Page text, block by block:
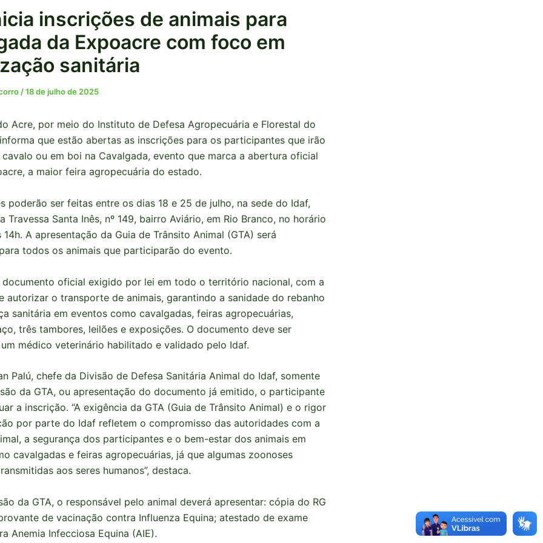
inscrições de animais para
da Expoacre com foco em
sanitária
/18 de julho de 2025
Acre, por meio do Instituto de Defesa Agropecuária e Florestal do
que estão abertas as inscrições para os participantes que irão
ou em boi na Cavalgada, evento que marca a abertura oficial
a maior feira agropecuária do estado.
poderão ser feitas entre os dias 18 e 25 de julho, na sede do Idaf,
Travessa Santa Inês, nº 149, bairro Aviário, em Rio Branco, no horário
A apresentação da Guia de Trânsito Animal (GTA) será
todos os animais que participarão do evento.
documento oficial exigido por lei em todo o território nacional, com a
autorizar o transporte de animais, garantindo a sanidade do rebanho
sanitária em eventos como cavalgadas, feiras agropecuárias,
três tambores, leilões e exposições. O documento deve ser
médico veterinário habilitado e validado pelo Idaf.
Palú, chefe da Divisão de Defesa Sanitária Animal do Idaf, somente
da GTA, ou apresentação do documento já emitido, o participante
a inscrição. “A exigência da GTA (Guia de Trânsito Animal) e o rigor
por parte do Idaf refletem o compromisso das autoridades com a
a segurança dos participantes e o bem-estar dos animais em
cavalgadas e feiras agropecuárias, já que algumas zoonoses
aos seres humanos”, destaca.
da GTA, o responsável pelo animal deverá apresentar: cópia do RG
de vacinação contra Influenza Equina; atestado de exame
Anemia Infecciosa Equina (AIE).